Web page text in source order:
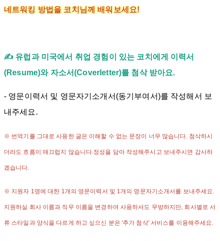
네트워킹 방법을 코치님께 배워보세요!
✍ 유럽과 미국에서 취업 경험이 있는 코치에게 이력서
(Resume)와 자소서(Coverletter)를 첨삭 받아요.
- 영문이력서 및 영문자기소개서(동기부여서)를 작성해서 보
내주세요.
※ 번역기를 그대로 사용한 글은 이해할 수 없는 문장이 너무 많습니다. 첨삭하시
더라도 흐름이 매끄럽지 않습니다.정성을 담아 작성해주시고 보내주시면 감사하
겠습니다.
※ 지원자 1명에 대한 1개의 영문이력서 및 1개의 영문자기소개서를 보내주세요.
지원하실 회사 이름과 직무 이름을 변경하여 사용하셔도 무방하지만, 회사별로 서
류 스타일과 양식을 다르게 하고 싶으신 분은 '추가 첨삭' 서비스를 이용해주세요.